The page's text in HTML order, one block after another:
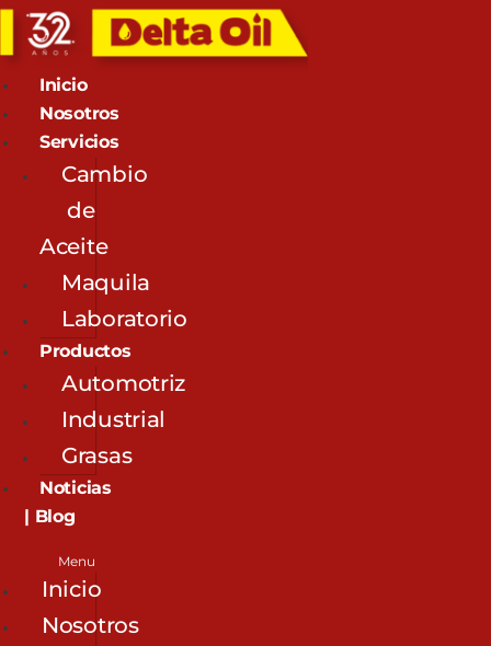
Inicio
Nosotros
Servicios
Cambio
de
Aceite
Maquila
Laboratorio
Productos
Automotriz
Industrial
Grasas
Noticias
| Blog
Menu
Inicio
Nosotros